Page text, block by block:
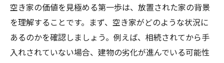
実際の成功事例：空き家を売却して得た利益と
は
あなたの空き家も価値ある資産にできる！今か
らできる活動
空き家の価値を見極める第一歩は、放置された家の背景
を理解することです。まず、空き家がどのような状況に
あるのかを確認しましょう。例えば、相続されてから手
入れされていない場合、建物の劣化が進んでいる可能性